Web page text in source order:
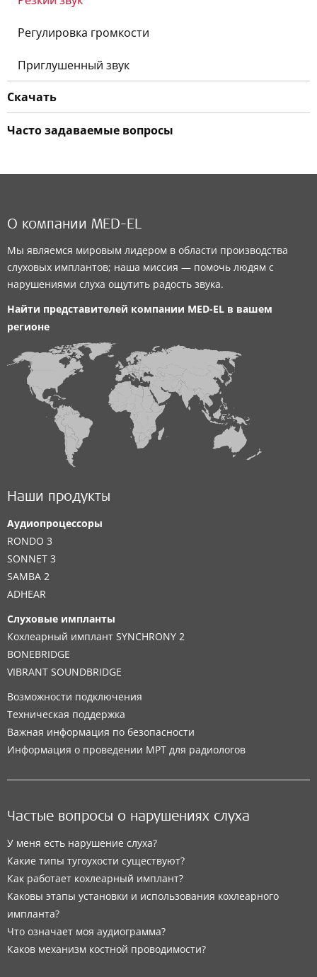
Регулировка громкости
Приглушенный звук
Скачать
Часто задаваемые вопросы
О компании MED-EL
Мы являемся мировым лидером в области производства
слуховых имплантов; наша миссия — помочь людям с
нарушениями слуха ощутить радость звука.
Найти представителей компании MED-EL в вашем
регионе
Наши продукты
Аудиопроцессоры
RONDO 3
SONNET 3
SAMBA 2
ADHEAR
Слуховые импланты
Кохлеарный имплант SYNCHRONY 2
BONEBRIDGE
VIBRANT SOUNDBRIDGE
Возможности подключения
Техническая поддержка
Важная информация по безопасности
Информация о проведении МРТ для радиологов
Частые вопросы о нарушениях слуха
У меня есть нарушение слуха?
Какие типы тугоухости существуют?
Как работает кохлеарный имплант?
Каковы этапы установки и использования кохлеарного
импланта?
Что означает моя аудиограмма?
Каков механизм костной проводимости?